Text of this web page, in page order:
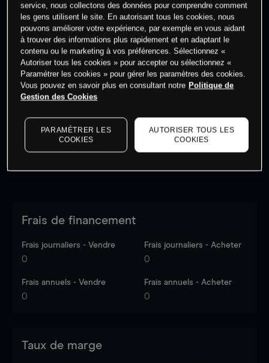
Commencez à trader
Les prix sont indicatifs.Connectez-vous pour voir les
dernières données du marché.
Frais de financement
Frais journaliers - Vendre
0
Frais journaliers - Acheter
0
Frais annuels - Vendre
0
Frais annuels - Acheter
0
Taux de marge
service, nous collectons des données pour comprendre comment
les gens utilisent le site. En autorisant tous les cookies, nous
pouvons améliorer votre expérience, par exemple en vous aidant
à trouver des informations plus rapidement et en adaptant le
contenu ou le marketing à vos préférences. Sélectionnez «
Autoriser tous les cookies » pour accepter ou sélectionnez «
Paramétrer les cookies » pour gérer les paramètres des cookies.
Vous pouvez en savoir plus en consultant notre Politique de
Gestion des Cookies
PARAMÉTRER LES
COOKIES
AUTORISER TOUS LES
COOKIES